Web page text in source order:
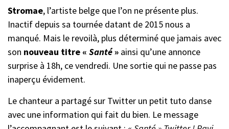
Stromae, l’artiste belge que l’on ne présente plus.
Inactif depuis sa tournée datant de 2015 nous a
manqué. Mais le revoilà, plus déterminé que jamais avec
son nouveau titre « Santé» ainsi qu’une annonce
surprise à 18h, ce vendredi. Une sortie qui ne passe pas
inaperçu évidement.
Le chanteur a partagé sur Twitter un petit tuto danse
avec une information qui fait du bien. Le message